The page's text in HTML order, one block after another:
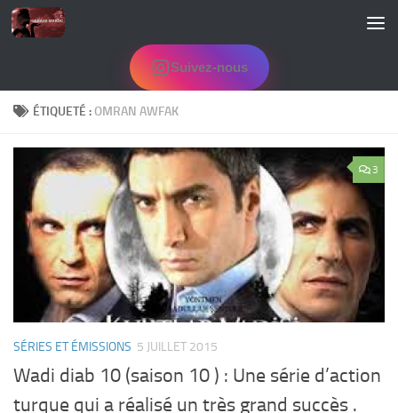
Skip to content
Suivez-nous
ÉTIQUETÉ :OMRAN AWFAK
3
SÉRIES ET ÉMISSIONS 5 JUILLET 2015
Wadi diab 10 (saison 10 ) : Une série d’action
turque qui a réalisé un très grand succès .